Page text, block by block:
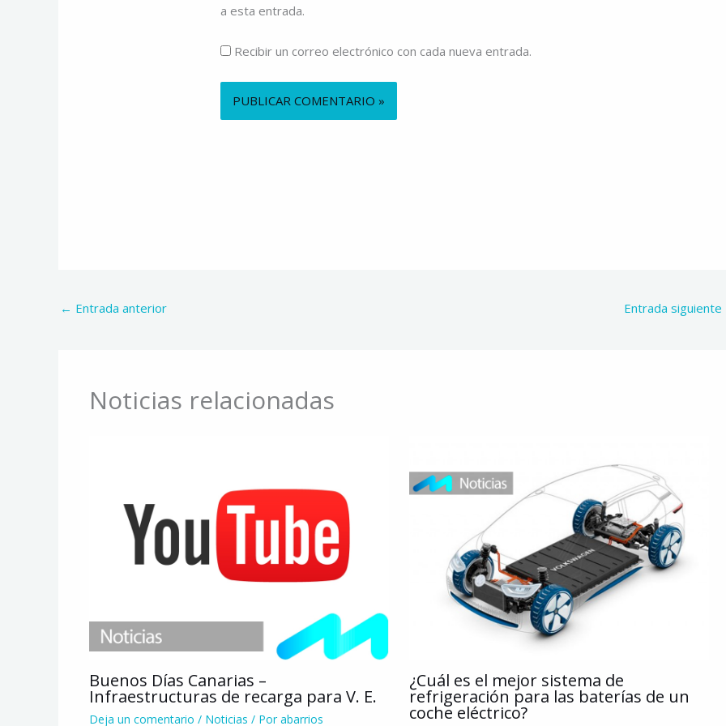
a esta entrada.
Recibir un correo electrónico con cada nueva entrada.
← Entrada anterior Entrada siguiente
Noticias relacionadas
Buenos Días Canarias –
Infraestructuras de recarga para V. E.
Deja un comentario / Noticias / Porabarrios
¿Cuál es el mejor sistema de
refrigeración para las baterías de un
coche eléctrico?